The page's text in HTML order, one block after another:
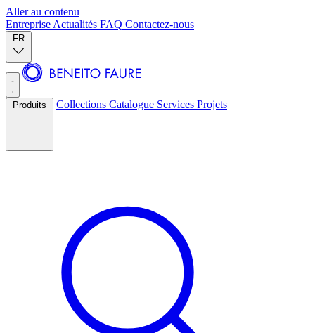
Aller au contenu
Entreprise Actualités FAQ Contactez-nous
FR
Produits Collections Catalogue Services Projets